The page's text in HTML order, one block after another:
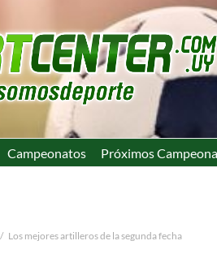
Campeonatos Próximos
Los mejores artilleros de la segunda fecha